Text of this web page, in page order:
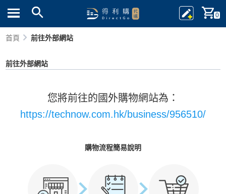
0
首頁 前往外部網站
前往外部網站
您將前往的國外購物網站為：
https://technow.com.hk/business/956510/
購物流程簡易說明